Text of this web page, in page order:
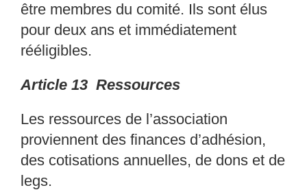
être membres du comité. Ils sont élus
pour deux ans et immédiatement
rééligibles.
Article 13 Ressources
Les ressources de l’association
proviennent des finances d’adhésion,
des cotisations annuelles, de dons et de
legs.